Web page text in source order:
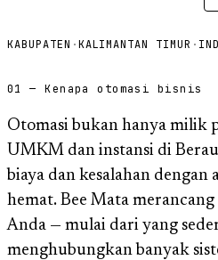
KABUPATEN ·KALIMANTAN TIMUR ·
01 — Kenapa otomasi bisnis
Otomasi bukan hanya milik
UMKM dan instansi di
biaya dan kesalahan
hemat. Bee Mata merancang
Anda — mulai dari yang
menghubungkan banyak